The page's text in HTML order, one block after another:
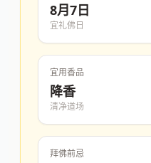
8月7日
宜礼佛日
宜用香品
降香
清净道场
拜佛前忌